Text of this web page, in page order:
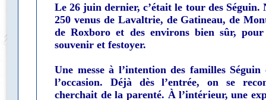
Le 26 juin dernier, c’était le tour des Séguin.
250 venus de Lavaltrie, de Gatineau, de
de Roxboro et des environs bien sûr,
souvenir et festoyer.
Une messe à l’intention des familles
l’occasion. Déjà dès l’entrée, on se
cherchait de la parenté. À l’intérieur, une